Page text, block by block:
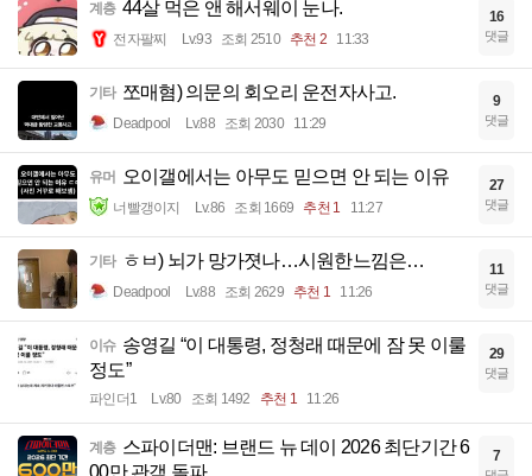
계층 44살 먹은 앤 해서웨이 눈나.
전자팔찌 Lv.93 조회 2510 추천 2 11:33
16
댓글
기타 쪼매혐) 의문의 회오리 운전자사고.
Deadpool Lv.88 조회 2030 11:29
9
댓글
유머 오이갤에서는 아무도 믿으면 안 되는 이유
너빨갱이지 Lv.86 조회 1669 추천 1 11:27
27
댓글
기타 ㅎㅂ) 뇌가 망가졋나…시원한느낌은…
Deadpool Lv.88 조회 2629 추천 1 11:26
11
댓글
이슈 송영길 “이 대통령, 정청래 때문에 잠 못 이룰
정도”
파인더1 Lv.80 조회 1492 추천 1 11:26
29
댓글
계층 스파이더맨: 브랜드 뉴 데이 2026 최단기간 6
00만 관객 돌파
7